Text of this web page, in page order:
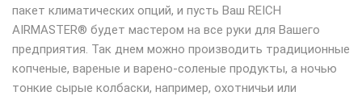
пакет климатических опций, и пусть Ваш REICH
AIRMASTER® будет мастером на все руки для Вашего
предприятия. Так днем можно производить традиционные
копченые, вареные и варено-соленые продукты, а ночью
тонкие сырые колбаски, например, охотничьи или